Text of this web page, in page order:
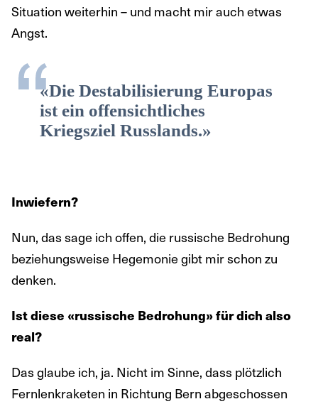
Situation weiterhin – und macht mir auch etwas
Angst.
«Die Destabilisierung Europas
ist ein offensichtliches
Kriegsziel Russlands.»
Inwiefern?
Nun, das sage ich offen, die russische Bedrohung
beziehungsweise Hegemonie gibt mir schon zu
denken.
Ist diese «russische Bedrohung» für dich also
real?
Das glaube ich, ja. Nicht im Sinne, dass plötzlich
Fernlenkraketen in Richtung Bern abgeschossen